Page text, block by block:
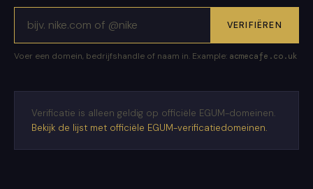
VERIFIËREN
Voer een domein, bedrijfshandle of naam in. Example: acmecafe.co.uk
Verificatie is alleen geldig op officiële EGUM-domeinen.
Bekijk de lijst met officiële EGUM-verificatiedomeinen.